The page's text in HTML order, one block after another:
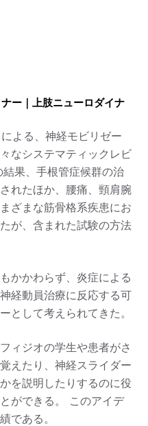
ー｜上肢ニューロダイナ
よる、神経モビリゼー
なシステマティックレビ
果、手根管症候群の治
れたほか、腰痛、頸肩腕
ざまな筋骨格系疾患にお
が、含まれた試験の方法
かかわらず、炎症による
経動員治療に反応する可
として考えられてきた。
ィジオの学生や患者がさ
えたり、神経スライダー
を説明したりするのに役
ができる。 このアイデ
である。